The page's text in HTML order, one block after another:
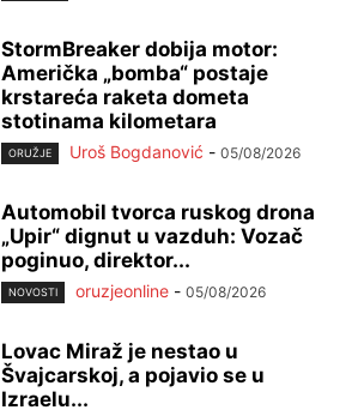
StormBreaker dobija motor:
Američka „bomba“ postaje
krstareća raketa dometa
stotinama kilometara
ORUŽJE Uroš Bogdanović - 05/08/2026
Automobil tvorca ruskog drona
„Upir“ dignut u vazduh: Vozač
poginuo, direktor...
NOVOSTI oruzjeonline - 05/08/2026
Lovac Miraž je nestao u
Švajcarskoj, a pojavio se u
Izraelu...